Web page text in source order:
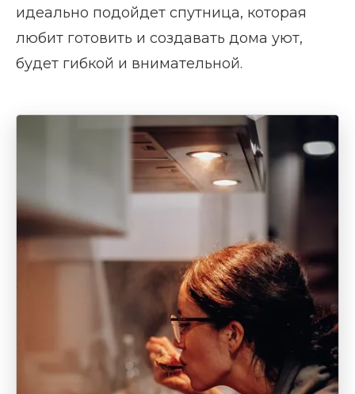
идеально подойдет спутница, которая
любит готовить и создавать дома уют,
будет гибкой и внимательной.